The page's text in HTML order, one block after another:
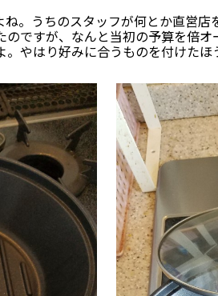
。うちのスタッフが何とか直営店
ですが、なんと当初の予算を倍オ
やはり好みに合うものを付けたほ